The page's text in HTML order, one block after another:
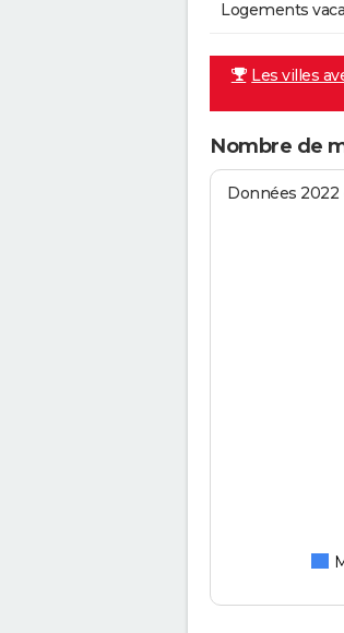
Logements
Les villes
Nombre de
Données 2022